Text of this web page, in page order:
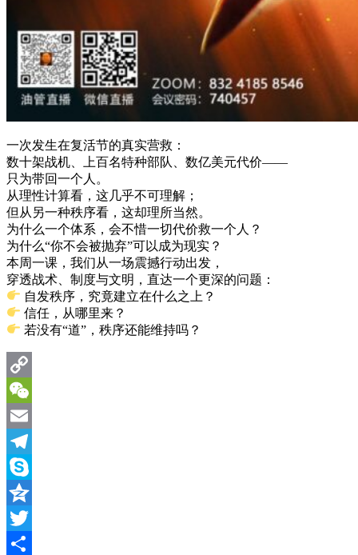
一次发生在复活节的真实营救：
数十架战机、上百名特种部队、数亿美元代价——
只为带回一个人。
从理性计算看，这几乎不可理解；
但从另一种秩序看，这却理所当然。
为什么一个体系，会不惜一切代价救一个人？
为什么“你不会被抛弃”可以成为现实？
本周一课，我们从一场震撼行动出发，
穿透战术、制度与文明，直达一个更深的问题：
自发秩序，究竟建立在什么之上？
信任，从哪里来？
若没有“道”，秩序还能维持吗？
Copy
Link
WeChat
Email
Telegram
Skype
Qzone
Twitter